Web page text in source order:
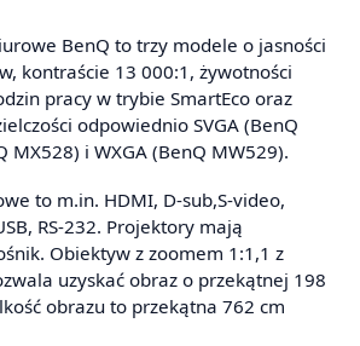
BenQ to trzy modele o jasności
kontraście 13 000:1, żywotności
pracy w trybie SmartEco oraz
odpowiednio SVGA (BenQ
MX528) i WXGA (BenQ MW529).
to m.in. HDMI, D-sub,S-video,
RS-232. Projektory mają
Obiektyw z zoomem 1:1,1 z
uzyskać obraz o przekątnej 198
obrazu to przekątna 762 cm